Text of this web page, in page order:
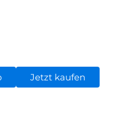
Jetzt kaufen